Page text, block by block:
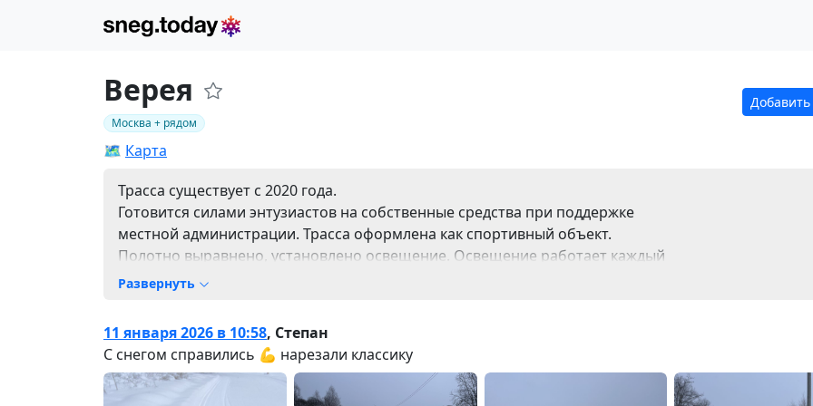
Верея
Москва + рядом
Добавить
🗺️ Карта
Трасса существует с 2020 года.
Готовится силами энтузиастов на собственные средства при поддержке
местной администрации. Трасса оформлена как спортивный объект.
Полотно выравнено, установлено освещение. Освещение работает каждый
день с 16 до 23 часов.
Развернуть
11 января 2026 в 10:58, Степан
С снегом справились 💪 нарезали классику